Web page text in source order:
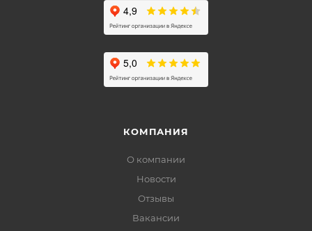
КОМПАНИЯ
О компании
Новости
Отзывы
Вакансии